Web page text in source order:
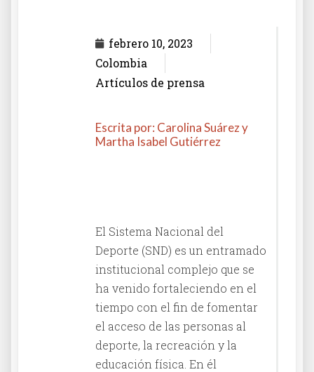
febrero 10, 2023
Colombia
Artículos de prensa
Escrita por: Carolina Suárez y
Martha Isabel Gutiérrez
El Sistema Nacional del
Deporte (SND) es un entramado
institucional complejo que se
ha venido fortaleciendo en el
tiempo con el fin de fomentar
el acceso de las personas al
deporte, la recreación y la
educación física. En él